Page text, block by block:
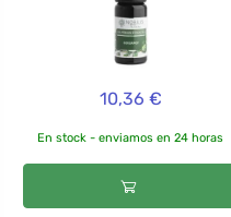
10,36 €
En stock - enviamos en 24 horas